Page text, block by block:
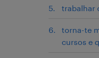
trabalhar
torna-te
cursos e